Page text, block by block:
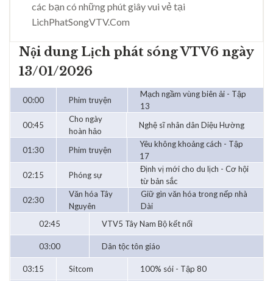
các bạn có những phút giây vui vẻ tại
LichPhatSongVTV.Com
Nội dung Lịch phát sóng VTV6 ngày
13/01/2026
00:00 Phim truyện
Mạch ngầm vùng biên ải - Tập
13
00:45
Cho ngày
hoàn hảo
Nghệ sĩ nhân dân Diệu Hường
01:30 Phim truyện
Yêu không khoảng cách - Tập
17
02:15
Phóng sự
Định vị mới cho du lịch - Cơ hội
từ bản sắc
02:30
Văn hóa Tây
Nguyên
Giữ gìn văn hóa trong nếp nhà
Dài
02:45
VTV5 Tây Nam Bộ kết nối
03:00 Dân tộc tôn giáo
03:15 Sitcom 100% sói - Tập 80